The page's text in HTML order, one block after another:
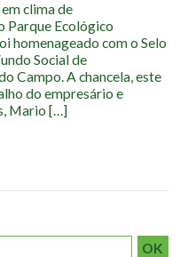
clima de
Parque Ecológico
homenageado com o Selo
Social de
Campo. A chancela, este
do empresário e
Mario […]
OK